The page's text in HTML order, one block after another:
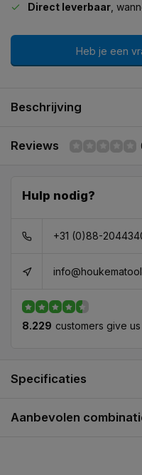
Direct leverbaar ,
Heb je een
Beschrijving
Reviews
Hulp nodig?
+31 (0)88-
8.229 customers give us
Specificaties
Aanbevolen